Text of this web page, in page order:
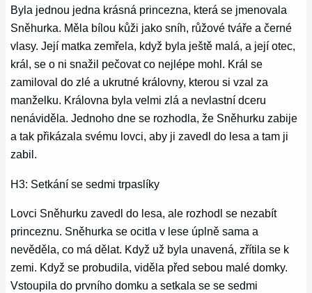
Byla jednou jedna krásná princezna, která se jmenovala
Sněhurka. Měla bílou kůži jako sníh, růžové tváře a černé
vlasy. Její matka zemřela, když byla ještě malá, a její otec,
král, se o ni snažil pečovat co nejlépe mohl. Král se
zamiloval do zlé a ukrutné královny, kterou si vzal za
manželku. Královna byla velmi zlá a nevlastní dceru
nenáviděla. Jednoho dne se rozhodla, že Sněhurku zabije
a tak přikázala svému lovci, aby ji zavedl do lesa a tam ji
zabil.
H3: Setkání se sedmi trpaslíky
Lovci Sněhurku zavedl do lesa, ale rozhodl se nezabít
princeznu. Sněhurka se ocitla v lese úplně sama a
nevěděla, co má dělat. Když už byla unavená, zřítila se k
zemi. Když se probudila, viděla před sebou malé domky.
Vstoupila do prvního domku a setkala se se sedmi